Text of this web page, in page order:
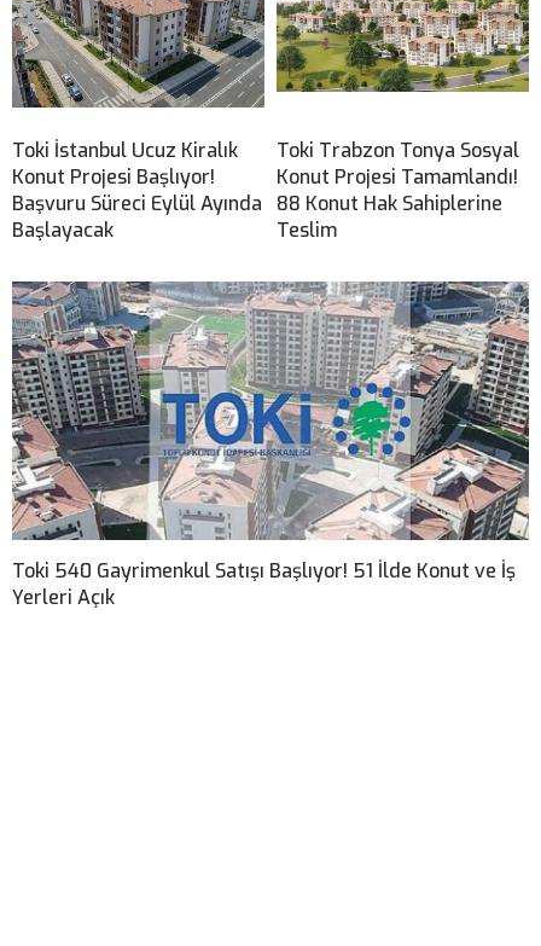
Toki İstanbul Ucuz Kiralık
Konut Projesi Başlıyor!
Başvuru Süreci Eylül Ayında
Başlayacak
Toki Trabzon Tonya Sosyal
Konut Projesi Tamamlandı!
88 Konut Hak Sahiplerine
Teslim
Toki 540 Gayrimenkul Satışı Başlıyor! 51 İlde Konut ve İş
Yerleri Açık